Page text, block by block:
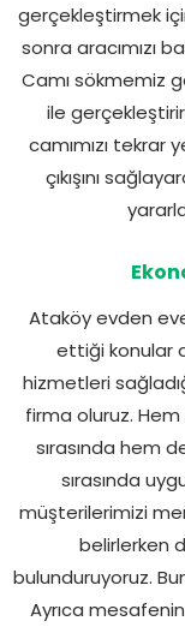
gerçekleştirmek
sonra aracımızı
Camı sökmemiz
ile
camımızı tekrar
çıkışını
Ataköy evden
ettiği konular
hizmetleri
firma oluruz.
sırasında hem
sırasında
müşterilerimizi
belirlerken
bulunduruyoruz.
Ayrıca